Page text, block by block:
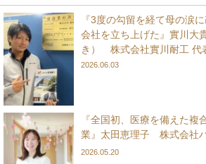
『3度の勾留を経て母の涙
会社を立ち上げた』實川大
き） 株式会社實川耐工 代
2026.06.03
『全国初、医療を備えた複
業』太田恵理子 株式会社
2026.05.20